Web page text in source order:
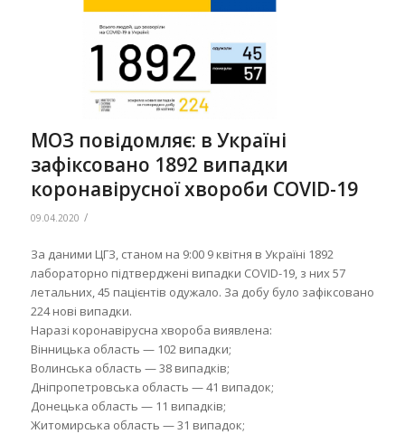
МОЗ повідомляє: в Україні
зафіксовано 1892 випадки
коронавірусної хвороби COVID-19
09.04.2020 /
За даними ЦГЗ, станом на 9:00 9 квітня в Україні 1892
лабораторно підтверджені випадки COVID-19, з них 57
летальних, 45 пацієнтів одужало. За добу було зафіксовано
224 нові випадки.
Наразі коронавірусна хвороба виявлена:
Вінницька область — 102 випадки;
Волинська область — 38 випадків;
Дніпропетровська область — 41 випадок;
Донецька область — 11 випадків;
Житомирська область — 31 випадок;